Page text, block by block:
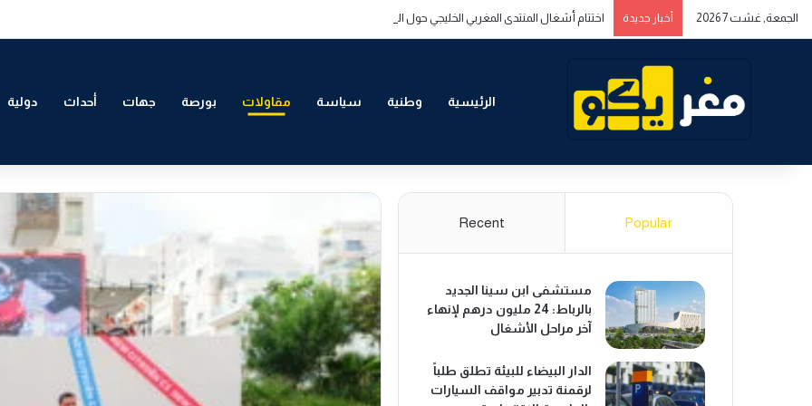
الجمعة, غشت 7 2026 أخبار جديدة اختتام أشغال المنتدى المغربي الخليجي حول التمكين الاقتصادي والاجتماعي للشباب بالدار البيضاء
الرئيسية وطنية سياسة مقاولات بورصة جهات أحداث دولية
Popular
Recent
مستشفى ابن سينا الجديد
بالرباط: 24 مليون درهم لإنهاء
آخر مراحل الأشغال
الدار البيضاء للبيئة تطلق طلباً
لرقمنة تدبير مواقف السيارات